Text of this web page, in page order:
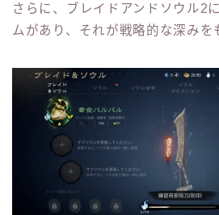
さらに、ブレイドアンドソウル2
ムがあり、それが戦略的な深みを